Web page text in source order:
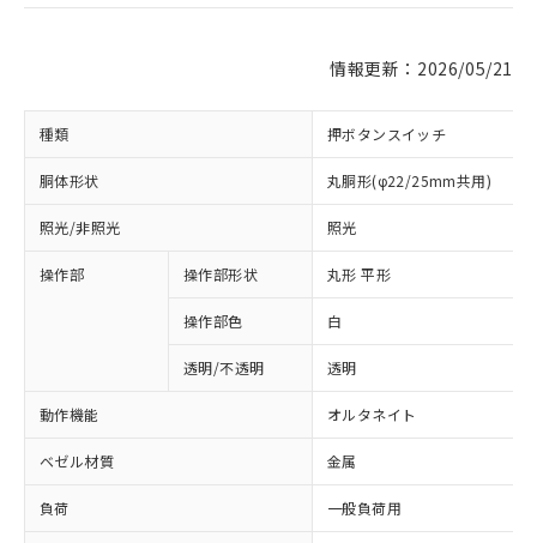
情報更新：2026/05/21
種類 押ボタンスイッチ
胴体形状 丸胴形(φ22/25mm共用)
照光/非照光 照光
操作部 操作部形状 丸形 平形
操作部色 白
透明/不透明 透明
動作機能 オルタネイト
ベゼル材質 金属
負荷 一般負荷用